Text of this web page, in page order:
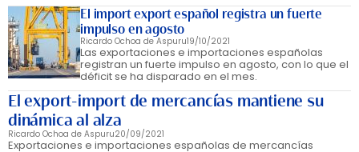
El import export español registra un fuerte
impulso en agosto
Ricardo Ochoa de Aspuru19/10/2021
Las exportaciones e importaciones españolas
registran un fuerte impulso en agosto, con lo que el
déficit se ha disparado en el mes.
El export-import de mercancías mantiene su
dinámica al alza
Ricardo Ochoa de Aspuru20/09/2021
Exportaciones e importaciones españolas de mercancías